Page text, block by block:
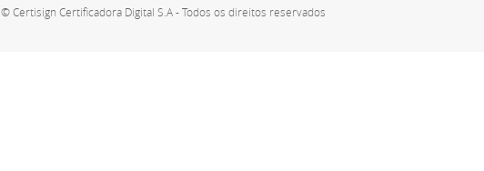
© Certisign Certificadora Digital S.A - Todos os direitos reservados